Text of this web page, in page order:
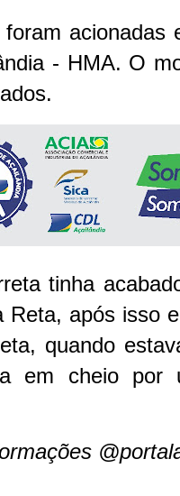
- HMA. O
tinha
Reta, após isso
quando
em cheio por